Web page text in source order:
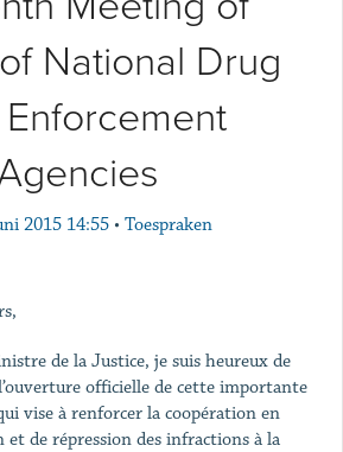
National Drug
2015 14:55 • Toespraken
de la Justice, je suis heureux de
officielle de cette importante
vise à renforcer la coopération en
de répression des infractions à la